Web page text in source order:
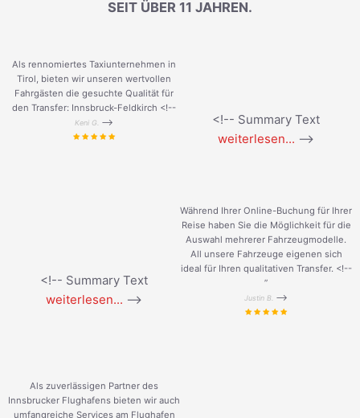
SEIT ÜBER 11 JAHREN.
Als rennomiertes Taxiunternehmen in
Tirol, bieten wir unseren wertvollen
Fahrgästen die gesuchte Qualität für
den Transfer: Innsbruck-Feldkirch <!--
Keni G. -->
<!-- Summary Text
weiterlesen... -->
<!-- Summary Text
weiterlesen... -->
Während Ihrer Online-Buchung für Ihrer
Reise haben Sie die Möglichkeit für die
Auswahl mehrerer Fahrzeugmodelle.
All unsere Fahrzeuge eigenen sich
ideal für Ihren qualitativen Transfer. <!--
”
Justin B. -->
Als zuverlässigen Partner des
Innsbrucker Flughafens bieten wir auch
umfangreiche Services am Flughafen